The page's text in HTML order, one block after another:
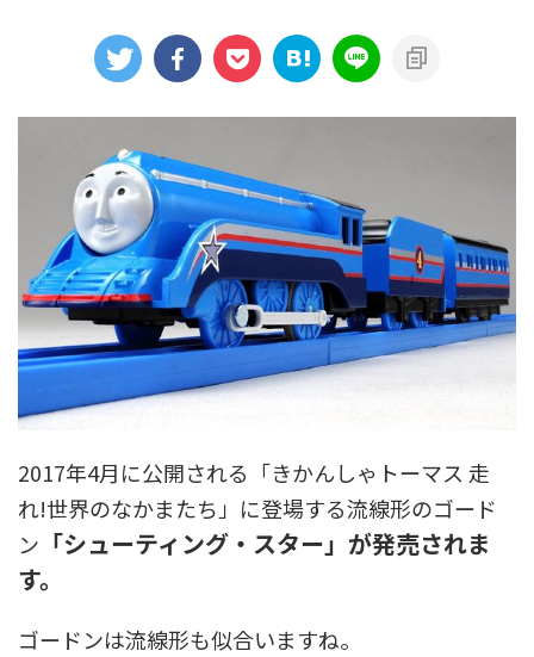
カプセルプラレール（きかんしゃトーマス）
クルーズトレインDXシリーズ
テコロシリーズ・はじめてのプラレール ハッピーセット
プラレール博 in TOKYO
ベーシックセット・車両レールセット レールと情景
京急電鉄 京成電鉄グループ
小田急電鉄 新幹線 東京メトロ 東京都交通局
東急電鉄 東武鉄道 楽しい列車シリーズ 比叡電車
蒸気機関車
2017年4月に公開される「きかんしゃトーマス 走
れ!世界のなかまたち」に登場する流線形のゴード
ン 「シューティング・スター」が発売されま
す。
ゴードンは流線形も似合いますね。